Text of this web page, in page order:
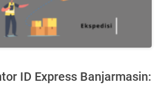
ID Express Banjarmasin: